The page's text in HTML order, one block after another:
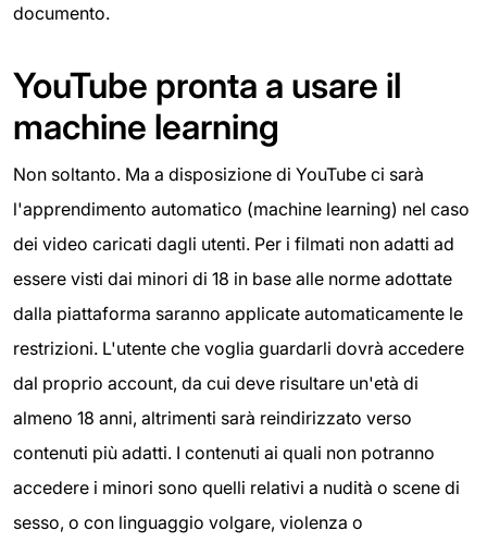
documento.
YouTube pronta a usare il
machine learning
Non soltanto. Ma a disposizione di YouTube ci sarà
l'apprendimento automatico (machine learning) nel caso
dei video caricati dagli utenti. Per i filmati non adatti ad
essere visti dai minori di 18 in base alle norme adottate
dalla piattaforma saranno applicate automaticamente le
restrizioni. L'utente che voglia guardarli dovrà accedere
dal proprio account, da cui deve risultare un'età di
almeno 18 anni, altrimenti sarà reindirizzato verso
contenuti più adatti. I contenuti ai quali non potranno
accedere i minori sono quelli relativi a nudità o scene di
sesso, o con linguaggio volgare, violenza o